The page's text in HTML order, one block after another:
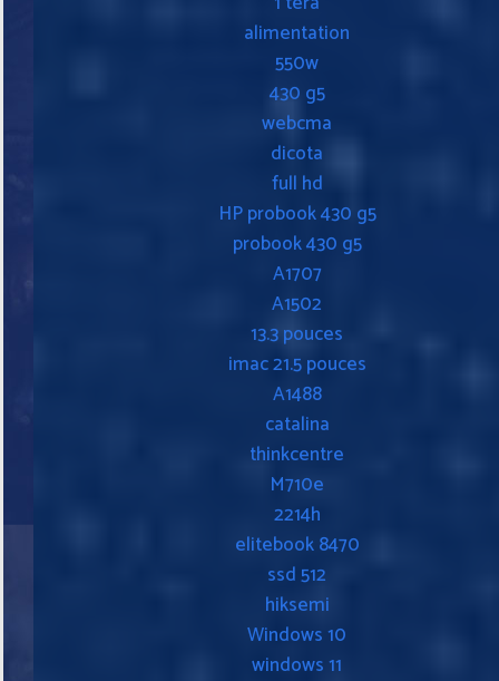
alimentation
550w
430 g5
webcma
dicota
full hd
HP probook 430 g5
probook 430 g5
A1707
A1502
13.3 pouces
imac 21.5 pouces
A1488
catalina
thinkcentre
M710e
2214h
elitebook 8470
ssd 512
hiksemi
Windows 10
windows 11